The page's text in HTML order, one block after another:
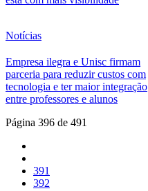
Notícias
Empresa ilegra e Unisc firmam
parceria para reduzir custos com
tecnologia e ter maior integração
entre professores e alunos
Página 396 de 491
391
392